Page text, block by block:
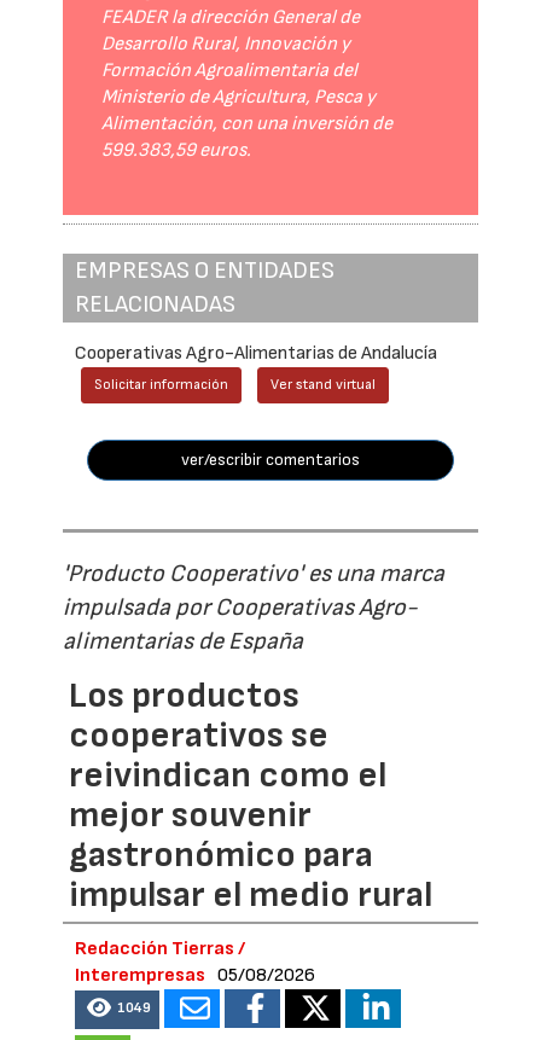
FEADER la dirección General de
Desarrollo Rural, Innovación y
Formación Agroalimentaria del
Ministerio de Agricultura, Pesca y
Alimentación, con una inversión de
599.383,59 euros.
EMPRESAS O ENTIDADES
RELACIONADAS
Cooperativas Agro-Alimentarias de Andalucía
Solicitar información Ver stand virtual
ver/escribir comentarios
'Producto Cooperativo' es una marca
impulsada por Cooperativas Agro-
alimentarias de España
Los productos
cooperativos se
reivindican como el
mejor souvenir
gastronómico para
impulsar el medio rural
Redacción Tierras /
Interempresas
05/08/2026
1049